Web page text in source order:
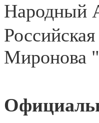
Народный
Миронова